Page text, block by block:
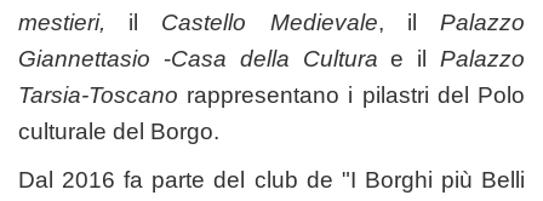
mestieri, il Castello Medievale, ilPalazzo
Giannettasio -Casa della Cultura e ilPalazzo
Tarsia-Toscano rappresentano i pilastri del Polo
culturale del Borgo.
Dal 2016 fa parte del club de "I Borghi più Belli